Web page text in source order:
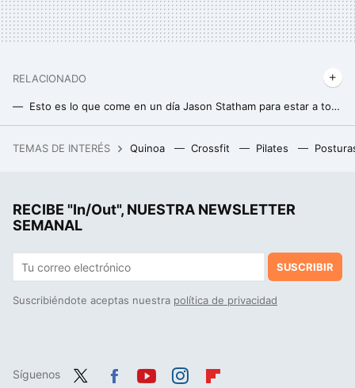
RELACIONADO
Esto es lo que come en un día Jason Statham para estar a tope con 56 años
Acabó harto de freír huevos en el Landa. Ahora tiene en Burgos el único estrella Michelin ubicado en pleno Camino de Santiago
TEMAS DE INTERÉS Quinoa Crossfit Pilates
RECIBE "In/Out", NUESTRA NEWSLETTER
SEMANAL
SUSCRIBIR
Suscribiéndote aceptas nuestra política de privacidad
Síguenos